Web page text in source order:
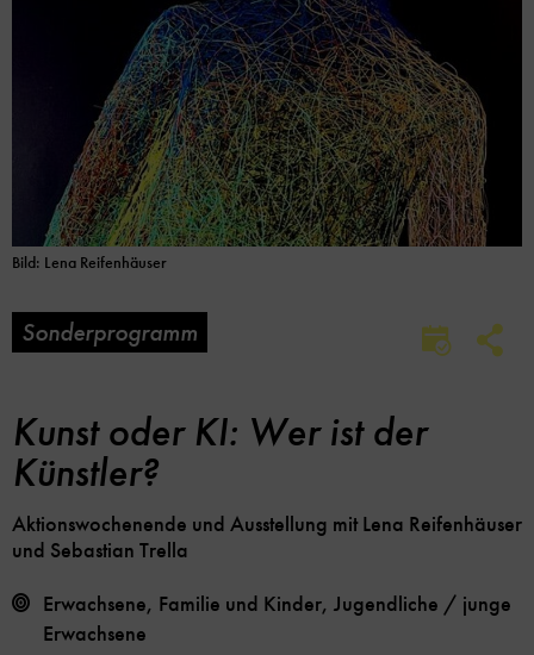
Bild: Lena Reifenhäuser
Sonderprogramm
Kunst oder KI: Wer ist der
Künstler?
Aktionswochenende und Ausstellung mit Lena Reifenhäuser
und Sebastian Trella
Erwachsene, Familie und Kinder, Jugendliche / junge
Erwachsene